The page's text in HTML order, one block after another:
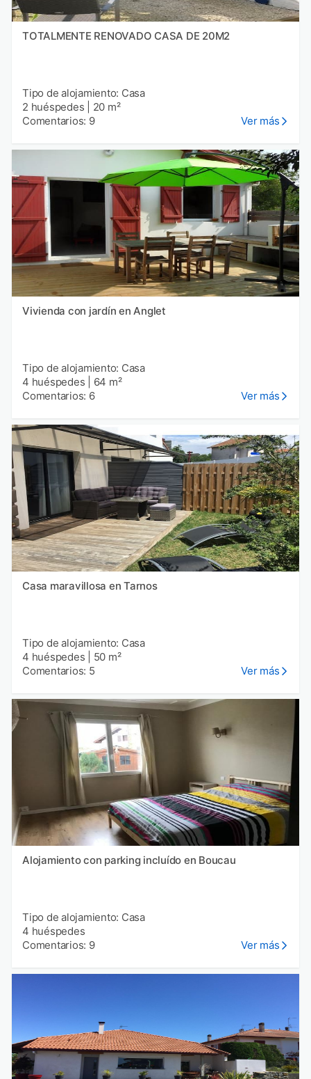
TOTALMENTE RENOVADO CASA DE 20M2
Tipo de alojamiento: Casa
2 huéspedes
20 m²
Comentarios: 9
Ver más
Vivienda con jardín en Anglet
Tipo de alojamiento: Casa
4 huéspedes
64 m²
Comentarios: 6
Ver más
Casa maravillosa en Tarnos
Tipo de alojamiento: Casa
4 huéspedes
50 m²
Comentarios: 5
Ver más
Alojamiento con parking incluído en Boucau
Tipo de alojamiento: Casa
4 huéspedes
Comentarios: 9
Ver más